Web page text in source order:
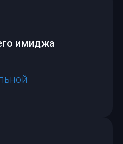
имиджа